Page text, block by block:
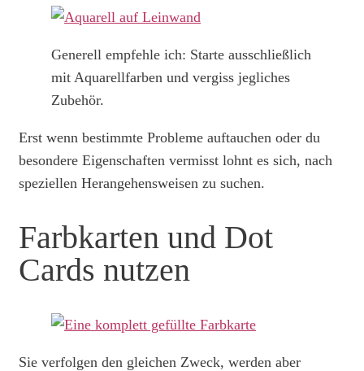
Generell empfehle ich: Starte ausschließlich
mit Aquarellfarben und vergiss jegliches
Zubehör.
Erst wenn bestimmte Probleme auftauchen oder du
besondere Eigenschaften vermisst lohnt es sich, nach
speziellen Herangehensweisen zu suchen.
Farbkarten und Dot
Cards nutzen
Sie verfolgen den gleichen Zweck, werden aber